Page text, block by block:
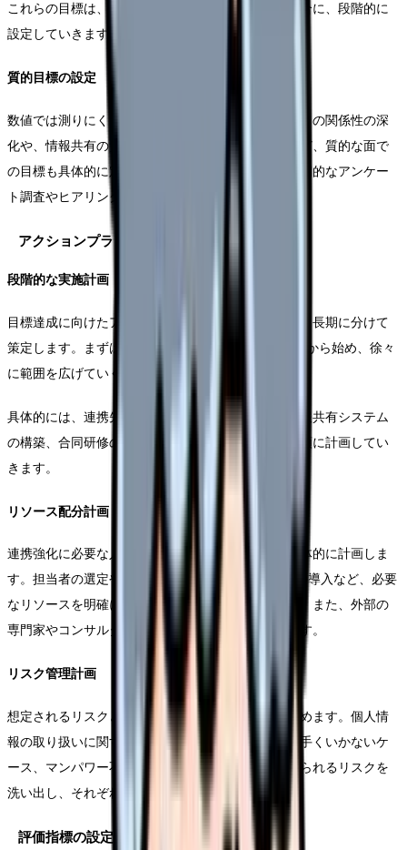
これらの目標は、半年後、1年後、3年後といった具合に、段階的に
設定していきます。
質的目標の設定
数値では測りにくい質的な目標も重要です。連携先との関係性の深
化や、情報共有の質の向上、利用者満足度の改善など、質的な面で
の目標も具体的に定義します。これらの目標は、定期的なアンケー
ト調査やヒアリングを通じて評価していきます。
アクションプランの作成
段階的な実施計画
目標達成に向けたアクションプランは、短期・中期・長期に分けて
策定します。まずは3ヶ月以内に着手できる取り組みから始め、徐々
に範囲を広げていく形で計画を立てます。
具体的には、連携先との定期的な会議の設定や、情報共有システム
の構築、合同研修の実施など、実行可能な施策から順に計画してい
きます。
リソース配分計画
連携強化に必要な人員配置や予算配分についても具体的に計画しま
す。担当者の選定や必要な研修の実施、ICTツールの導入など、必要
なリソースを明確にし、適切な配分計画を立てます。また、外部の
専門家やコンサルタントの活用についても検討します。
リスク管理計画
想定されるリスクとその対応策についても計画に含めます。個人情
報の取り扱いに関するリスク、連携先との調整が上手くいかないケ
ース、マンパワー不足による計画の遅延など、考えられるリスクを
洗い出し、それぞれに対する対応策を準備します。
評価指標の設定